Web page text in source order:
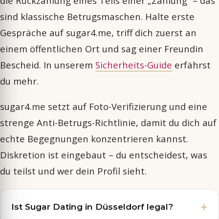
sind klassische Betrugsmaschen. Halte erste
Gespräche auf sugar4.me, triff dich zuerst an
einem öffentlichen Ort und sag einer Freundin
Bescheid. In unserem Sicherheits-Guide erfährst
du mehr.
sugar4.me setzt auf Foto-Verifizierung und eine
strenge Anti-Betrugs-Richtlinie, damit du dich auf
echte Begegnungen konzentrieren kannst.
Diskretion ist eingebaut – du entscheidest, was
du teilst und wer dein Profil sieht.
Ist Sugar Dating in Düsseldorf legal?